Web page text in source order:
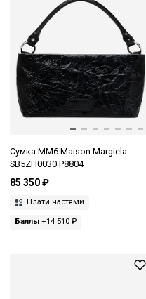
Сумка MM6 Maison Margiela
SB5ZH0030 P8804
85 350 ₽
Плати частями
Баллы +14 510 ₽